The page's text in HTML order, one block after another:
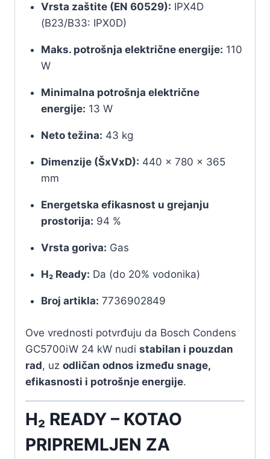
Vrsta zaštite (EN 60529): IPX4D
(B23/B33: IPX0D)
Maks. potrošnja električne energije: 110
W
Minimalna potrošnja električne
energije: 13 W
Neto težina: 43 kg
Dimenzije (ŠxVxD): 440 × 780 × 365
mm
Energetska efikasnost u grejanju
prostorija: 94 %
Vrsta goriva: Gas
H₂ Ready: Da (do 20% vodonika)
Broj artikla: 7736902849
Ove vrednosti potvrđuju da Bosch Condens
GC5700iW 24 kW nudi stabilan i pouzdan
rad, uz odličan odnos između snage,
efikasnosti i potrošnje energije.
H₂ READY – KOTAO
PRIPREMLJEN ZA